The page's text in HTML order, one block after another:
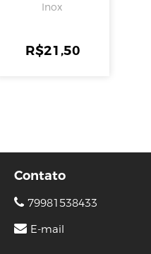
Inox
R$21,50
Contato
79981538433
E-mail